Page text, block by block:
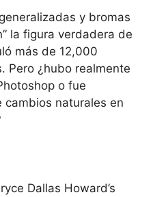
y bromas
la figura verdadera de
más de 12,000
Pero ¿hubo realmente
o fue
cambios naturales en
Dallas Howard’s